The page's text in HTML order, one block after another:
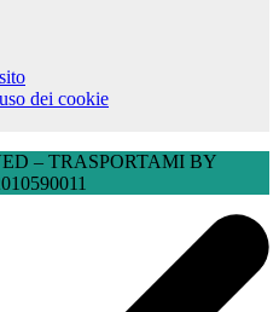
dei cookie
– TRASPORTAMI BY